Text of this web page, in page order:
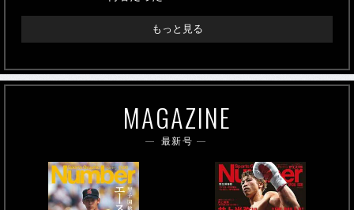
もっと見る
MAGAZINE
最新号